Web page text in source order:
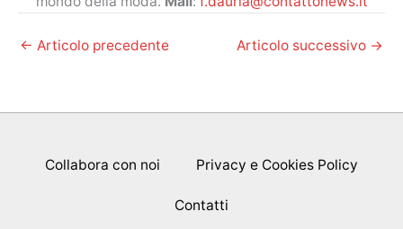
← Articolo precedente Articolo successivo →
Collabora con noi Privacy e Cookies Policy
Contatti